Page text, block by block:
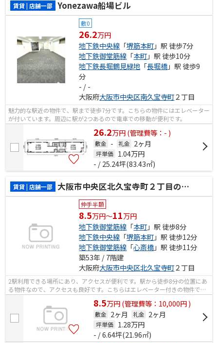
賃貸 | 店舗一部 Yonezawa船場ビル
敷0
26.2万円
地下鉄中央線 「堺筋本町」駅 徒歩7分
地下鉄御堂筋線 「本町」駅 徒歩10分
地下鉄長堀鶴見緑地 「長堀橋」駅 徒歩9
分
- / -
大阪府大阪市中央区南久宝寺町２丁目
魅力的な駅近の物件で、駅まで徒歩7分です。こちらの物件にはエレベーター
が付いています。周辺に駅が2つあるので電車での移動が便利です。
26.2万円(管理費等：- )
敷金 - 礼金 2ヶ月
坪単価 1.04万円
- / 25.24坪(83.43㎡)
賃貸 | 店舗一部 大阪市中央区北久宝寺町２丁目の店舗一部
仲手半額
8.5万円～11万円
地下鉄御堂筋線 「本町」駅 徒歩8分
地下鉄中央線 「堺筋本町」駅 徒歩12分
地下鉄御堂筋線 「心斎橋」駅 徒歩11分
築53年 / 7階建
大阪府大阪市中央区北久宝寺町２丁目
2駅利用できる場所にあり、アクセスが便利です。駅から徒歩8分の位置にあ
る物件なので、アクセスも良好です。こちらはエレベーター付きの物件で
す。
8.5万円(管理費等：10,000円 )
敷金 2ヶ月 礼金 2ヶ月
坪単価 1.28万円
- / 6.64坪(21.96㎡)